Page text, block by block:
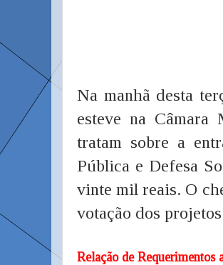
Na manhã desta
esteve na Câmara
tratam sobre a
Pública e Defesa
vinte mil reais. O
votação dos
Relação de Requerimentos